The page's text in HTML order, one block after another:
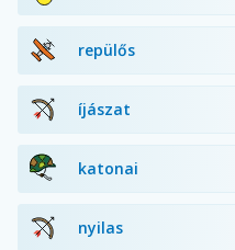
repülős
íjászat
katonai
nyilas